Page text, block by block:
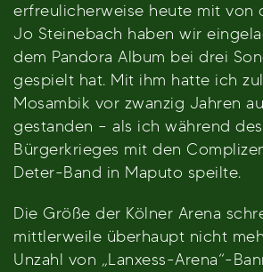
erfreulicherweise heute mit von
Jo Steinebach haben wir
dem Pandora Album bei drei
gespielt hat. Mit ihm hatte ich
Mosambik vor zwanzig Jahren
gestanden – als ich während
Bürgerkrieges mit den
Deter-Band in Maputo speilte.
Die Größe der Kölner Arena
mittlerweile überhaupt nicht
Unzahl von „Lanxess-Arena“-